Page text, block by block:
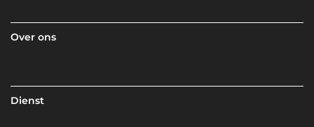
Over ons
Dienst